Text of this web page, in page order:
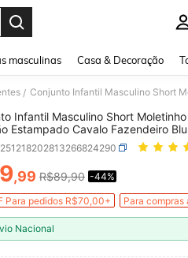
masculinas Casa & Decoração
/
Infantil Masculino Short
Estampado Cavalo Fazendeiro
Com Bolsos Criança
AND
,99 R$89,90 -44%
Para pedidos R$70,00+ Para
Nacional